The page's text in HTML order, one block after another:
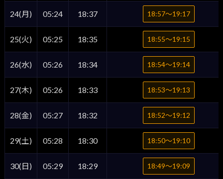
24(月) 05:24 18:37 18:57〜19:17
25(火) 05:25 18:35 18:55〜19:15
26(水) 05:26 18:34 18:54〜19:14
27(木) 05:26 18:33 18:53〜19:13
28(金) 05:27 18:32 18:52〜19:12
29(土) 05:28 18:30 18:50〜19:10
30(日) 05:29 18:29 18:49〜19:09